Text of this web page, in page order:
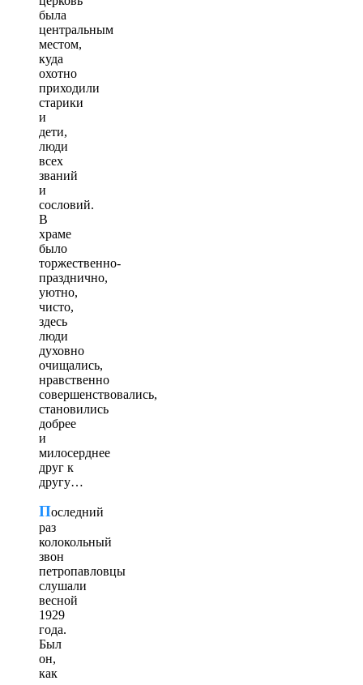
была
центральным
местом,
куда
охотно
приходили
старики
и
дети,
люди
всех
званий
и
сословий.
В
храме
было
торжественно-
празднично,
уютно,
чисто,
здесь
люди
духовно
очищались,
нравственно
совершенствовались,
становились
добрее
и
милосерднее
друг к
другу…
Последний
раз
колокольный
звон
петропавловцы
слушали
весной
1929
года.
Был
он,
как